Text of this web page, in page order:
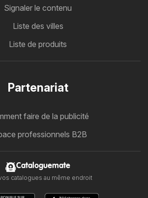
Signaler le contenu
Liste des villes
Liste de produits
Partenariat
faire de la publicité
professionnels B2B
Cataloguemate
catalogues au même endroit